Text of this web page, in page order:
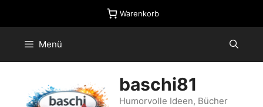
Warenkorb
Menü
baschi81
Humorvolle Ideen, Bücher